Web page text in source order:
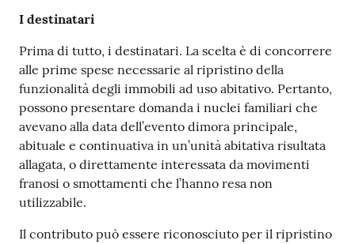
I destinatari
Prima di tutto, i destinatari. La scelta è di concorrere
alle prime spese necessarie al ripristino della
funzionalità degli immobili ad uso abitativo. Pertanto,
possono presentare domanda i nuclei familiari che
avevano alla data dell’evento dimora principale,
abituale e continuativa in un’unità abitativa risultata
allagata, o direttamente interessata da movimenti
franosi o smottamenti che l’hanno resa non
utilizzabile.
Il contributo può essere riconosciuto per il ripristino